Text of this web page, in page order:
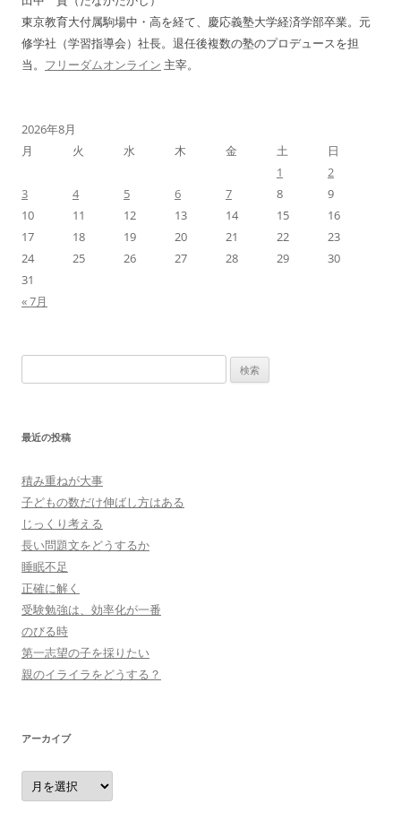
東京教育大付属駒場中・高を経て、慶応義塾大学経済学部卒業。元
修学社（学習指導会）社長。退任後複数の塾のプロデュースを担
当。 フリーダムオンライン 主宰。
2026年8月
月
火 水 木 金 土
日
1
2
3
4 5 6 7 8
9
10
11 12 13 14 15
16
17
18 19 20 21 22
23
24
25 26 27 28 29
30
31
« 7月
索:
最近の投稿
積み重ねが大事
子どもの数だけ伸ばし方はある
じっくり考える
長い問題文をどうするか
睡眠不足
正確に解く
受験勉強は、効率化が一番
のびる時
第一志望の子を採りたい
親のイライラをどうする？
アーカイブ
ア
ー
カ